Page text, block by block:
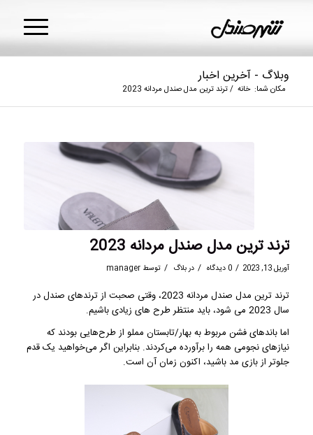
وبلاگ - آخرین اخبار
مکان شما: خانه /ترند ترین مدل صندل مردانه 2023
ترند ترین مدل صندل مردانه 2023
آوریل 13, 2023 / 0 دیدگاه / دربلاگ / توسط manager
ترند ترین مدل صندل مردانه 2023، وقتی صحبت از ترندهای صندل در
سال 2023 می شود، باید منتظر طرح های زیادی باشیم.
اما باندهای فشن مربوط به بهار/تابستان مملو از طرح‌هایی بودند که
نیازهای نجومی همه را برآورده می‌کردند. بنابراین اگر می‌خواهید یک قدم
جلوتر از بازی مد باشید، اکنون زمان آن است.